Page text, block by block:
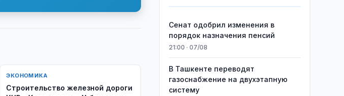
ЭКОНОМИКА
Строительство железной дороги
Сенат одобрил изменения в
порядок назначения пенсий
21:00 · 07/08
В Ташкенте переводят
газоснабжение на двухэтапную
систему